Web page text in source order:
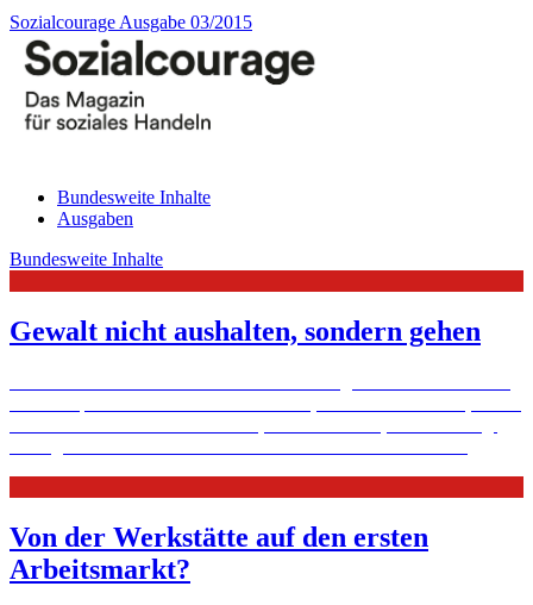
Sozialcourage Ausgabe 03/2015
Bundesweite Inhalte
Ausgaben
Bundesweite Inhalte
Gewalt nicht aushalten, sondern gehen
Von der Werkstätte auf den ersten
Arbeitsmarkt?